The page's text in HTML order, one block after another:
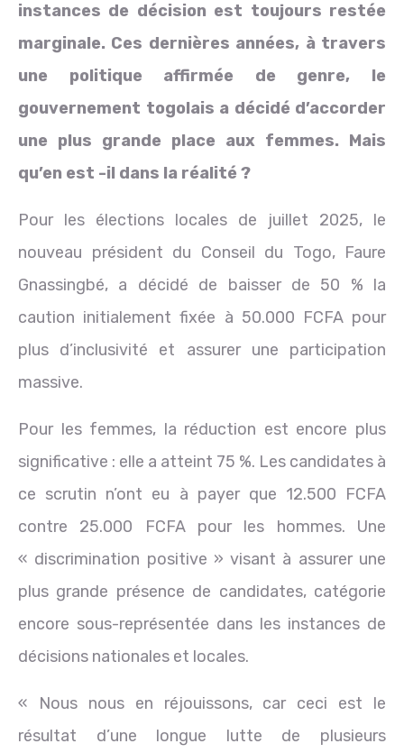
instances de décision est toujours restée
marginale. Ces dernières années, à travers
une politique affirmée de genre, le
gouvernement togolais a décidé d’accorder
une plus grande place aux femmes. Mais
qu’en est -il dans la réalité ?
Pour les élections locales de juillet 2025, le
nouveau président du Conseil du Togo, Faure
Gnassingbé, a décidé de baisser de 50 % la
caution initialement fixée à 50.000 FCFA pour
plus d’inclusivité et assurer une participation
massive.
Pour les femmes, la réduction est encore plus
significative : elle a atteint 75 %. Les candidates à
ce scrutin n’ont eu à payer que 12.500 FCFA
contre 25.000 FCFA pour les hommes. Une
« discrimination positive » visant à assurer une
plus grande présence de candidates, catégorie
encore sous-représentée dans les instances de
décisions nationales et locales.
« Nous nous en réjouissons, car ceci est le
résultat d’une longue lutte de plusieurs